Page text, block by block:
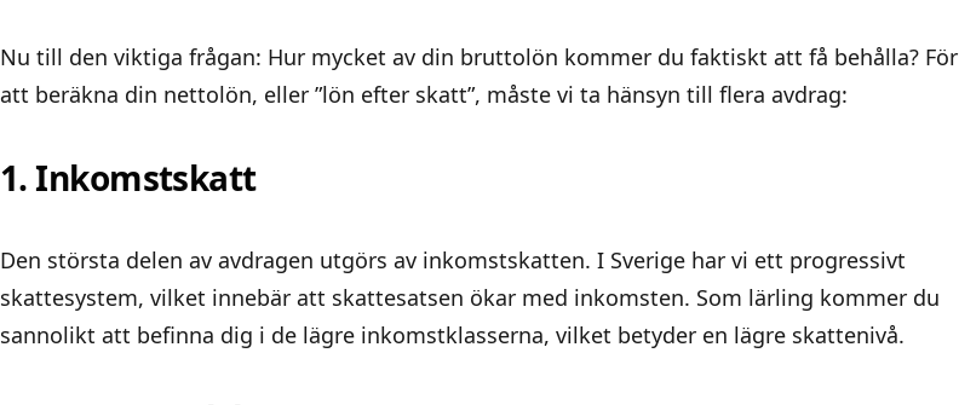
Nu till den viktiga frågan: Hur mycket av din bruttolön kommer du faktiskt att få behålla? För
att beräkna din nettolön, eller ”lön efter skatt”, måste vi ta hänsyn till flera avdrag:
1. Inkomstskatt
Den största delen av avdragen utgörs av inkomstskatten. I Sverige har vi ett progressivt
skattesystem, vilket innebär att skattesatsen ökar med inkomsten. Som lärling kommer du
sannolikt att befinna dig i de lägre inkomstklasserna, vilket betyder en lägre skattenivå.